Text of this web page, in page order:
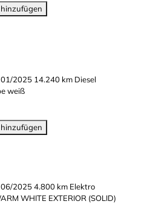
01/2025 14.240 km Diesel
weiß
06/20254.800 km Elektro
WHITE EXTERIOR (SOLID)